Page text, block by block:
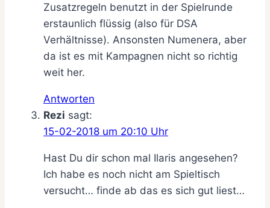
Zusatzregeln benutzt in der Spielrunde
erstaunlich flüssig (also für DSA
Verhältnisse). Ansonsten Numenera, aber
da ist es mit Kampagnen nicht so richtig
weit her.
Antworten
Rezi sagt:
15-02-2018 um 20:10 Uhr
Hast Du dir schon mal Ilaris angesehen?
Ich habe es noch nicht am Spieltisch
versucht… finde ab das es sich gut liest…